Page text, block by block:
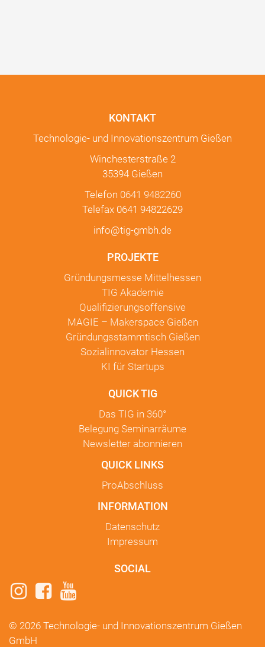
KONTAKT
Technologie- und Innovationszentrum Gießen
Winchesterstraße 2
35394 Gießen
Telefon 0641 9482260
Telefax 0641 94822629
info@tig-gmbh.de
PROJEKTE
Gründungsmesse Mittelhessen
TIG Akademie
Qualifizierungsoffensive
MAGIE – Makerspace Gießen
Gründungsstammtisch Gießen
Sozialinnovator Hessen
KI für Startups
QUICK TIG
Das TIG in 360°
Belegung Seminarräume
Newsletter abonnieren
QUICK LINKS
ProAbschluss
INFORMATION
Datenschutz
Impressum
SOCIAL
© 2026 Technologie- und Innovationszentrum Gießen
GmbH